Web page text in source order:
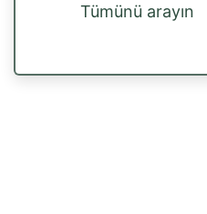
Tümünü arayın